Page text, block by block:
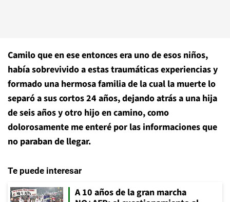
Camilo que en ese entonces era uno de esos niños,
había sobrevivido a estas traumáticas experiencias y
formado una hermosa familia de la cual la muerte lo
separó a sus cortos 24 años, dejando atrás a una hija
de seis años y otro hijo en camino, como
dolorosamente me enteré por las informaciones que
no paraban de llegar.
Te puede interesar
A 10 años de la gran marcha